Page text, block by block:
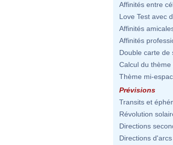
Affinités entre
Love Test avec
Affinités
Affinités
Double carte de
Calcul du thème
Thème mi-
Prévisions
Transits et
Révolution
Directions
Directions